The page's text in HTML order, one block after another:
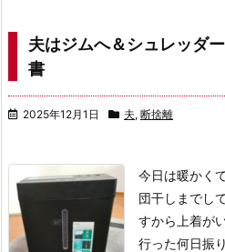
夫はジムへ＆シュレッダ
書
2025年12月1日 夫, 断捨離
今日は暖かく
団干しまでし
すから上着が
行った何日振